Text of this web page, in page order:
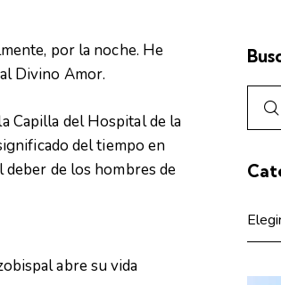
por la noche. He
Divino Amor.
Capilla del Hospital de la
del tiempo en
de los hombres de
abre su vida